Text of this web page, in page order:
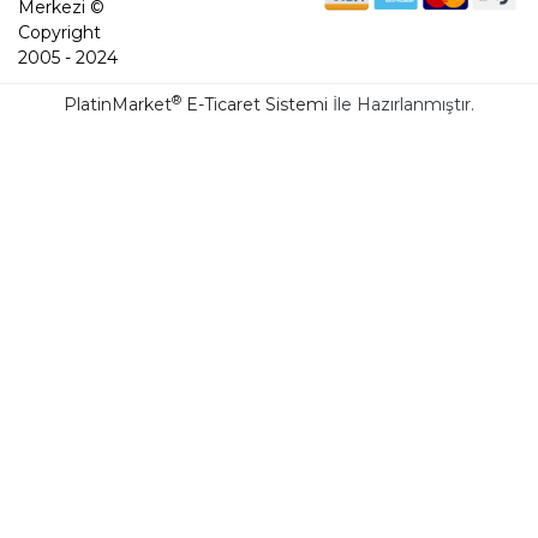
Merkezi ©
Copyright
2005 - 2024
PlatinMarket® E-Ticaret Sistemi İle Hazırlanmıştır.